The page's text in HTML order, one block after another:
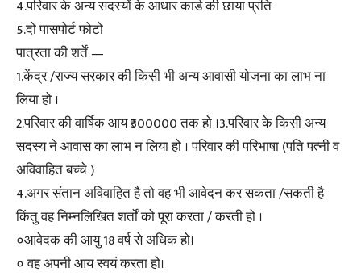
4.परिवार के अन्य सदस्यों के आधार कार्ड की छाया प्रति
5.दो पासपोर्ट फोटो
पात्रता की शर्तें —
1.केंद्र /राज्य सरकार की किसी भी अन्य आवासी योजना का लाभ ना
लिया हो ।
2.परिवार की वार्षिक आय ₹300000 तक हो ।3.परिवार के किसी अन्य
सदस्य ने आवास का लाभ न लिया हो । परिवार की परिभाषा (पति पत्नी व
अविवाहित बच्चे )
4.अगर संतान अविवाहित है तो वह भी आवेदन कर सकता /सकती है
किंतु वह निम्नलिखित शर्तों को पूरा करता / करती हो ।
०आवेदक की आयु 18 वर्ष से अधिक हो।
० वह अपनी आय स्वयं करता हो।